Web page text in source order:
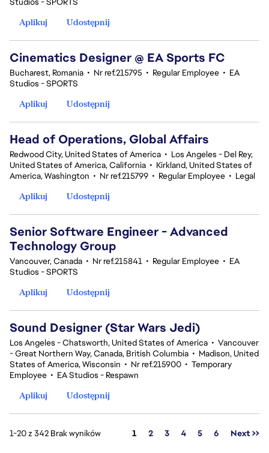
Aplikuj
Udostępnij
Cinematics Designer @ EA Sports FC
Bucharest, Romania • Nr ref.215795 • Regular Employee • EA
Studios - SPORTS
Aplikuj
Udostępnij
Head of Operations, Global Affairs
Redwood City, United States of America • Los Angeles - Del Rey,
United States of America, California • Kirkland, United States of
America, Washington • Nr ref.215799 • Regular Employee • Legal
Aplikuj
Udostępnij
Senior Software Engineer - Advanced
Technology Group
Vancouver, Canada • Nr ref.215841 • Regular Employee • EA
Studios - SPORTS
Aplikuj
Udostępnij
Sound Designer (Star Wars Jedi)
Los Angeles - Chatsworth, United States of America • Vancouver
- Great Northern Way, Canada, British Columbia • Madison, United
States of America, Wisconsin • Nr ref.215900 • Temporary
Employee • EA Studios - Respawn
Aplikuj
Udostępnij
1-20 z 342 Brak wyników Strona
1 2 3 4 5 6 Next >>